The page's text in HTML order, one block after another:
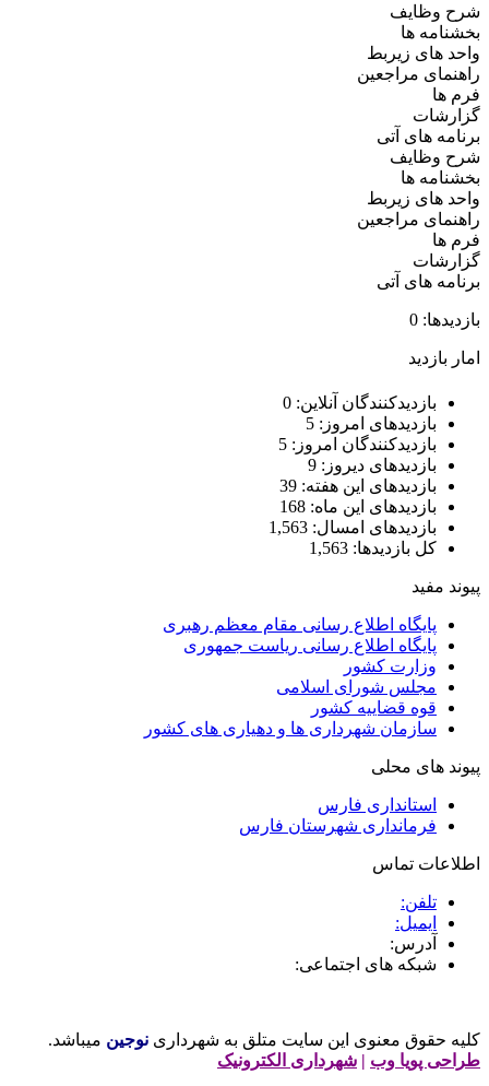
شرح وظایف
بخشنامه ها
واحد های زیربط
راهنمای مراجعین
فرم ها
گزارشات
برنامه های آتی
شرح وظایف
بخشنامه ها
واحد های زیربط
راهنمای مراجعین
فرم ها
گزارشات
برنامه های آتی
بازدیدها: 0
امار بازدید
بازدیدکنندگان آنلاین: 0
بازدیدهای امروز: 5
بازدیدکنندگان امروز: 5
بازدیدهای دیروز: 9
بازدیدهای این هفته: 39
بازدیدهای این ماه: 168
بازدیدهای امسال: 1,563
کل بازدیدها: 1,563
پیوند مفید
پایگاه اطلاع رسانی مقام معظم رهبری
پایگاه اطلاع رسانی ریاست جمهوری
وزارت کشور
مجلس شورای اسلامی
قوه قضاییه کشور
سازمان شهرداری ها و دهیاری های کشور
پیوند های محلی
استانداری فارس
فرمانداری شهرستان فارس
اطلاعات تماس
تلفن:
ایمیل:
آدرس:
شبکه های اجتماعی:
کلیه حقوق معنوی این سایت متلق به شهرداری نوجین میباشد.
طراحی پویا وب | شهرداری الکترونیک